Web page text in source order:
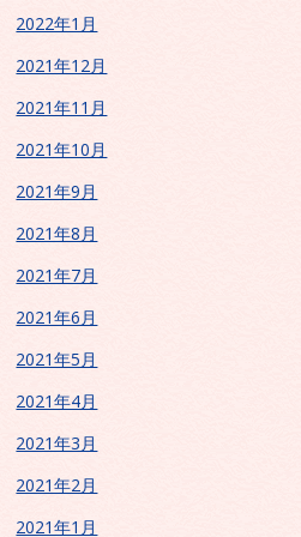
2022年1月
2021年12月
2021年11月
2021年10月
2021年9月
2021年8月
2021年7月
2021年6月
2021年5月
2021年4月
2021年3月
2021年2月
2021年1月